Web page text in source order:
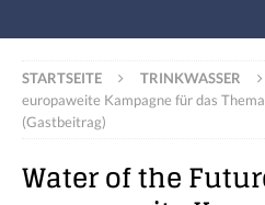
STARTSEITE TRINKWASSER
europaweite Kampagne für das
(Gastbeitrag)
Water of the